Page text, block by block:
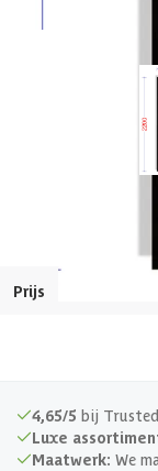
Gespiegeld te
Prijs
4,65/5 bij
Luxe
Maatwerk: We